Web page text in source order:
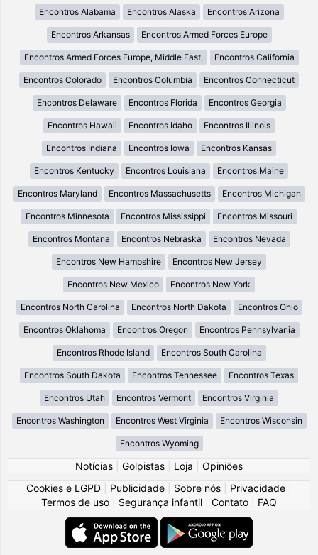
Encontros Alabama Encontros Alaska Encontros Arizona
Encontros Arkansas Encontros Armed Forces Europe
Encontros Armed Forces Europe, Middle East, Encontros California
Encontros Colorado Encontros Columbia Encontros Connecticut
Encontros Delaware Encontros Florida Encontros Georgia
Encontros Hawaii Encontros Idaho Encontros Illinois
Encontros Indiana Encontros Iowa Encontros Kansas
Encontros Kentucky Encontros Louisiana Encontros Maine
Encontros Maryland Encontros Massachusetts Encontros Michigan
Encontros Minnesota Encontros Mississippi Encontros Missouri
Encontros Montana Encontros Nebraska Encontros Nevada
Encontros New Hampshire Encontros New Jersey
Encontros New Mexico Encontros New York
Encontros North Carolina Encontros North Dakota Encontros Ohio
Encontros Oklahoma Encontros Oregon Encontros Pennsylvania
Encontros Rhode Island Encontros South Carolina
Encontros South Dakota Encontros Tennessee Encontros Texas
Encontros Utah Encontros Vermont Encontros Virginia
Encontros Washington Encontros West Virginia Encontros Wisconsin
Encontros Wyoming
Notícias Golpistas Loja
Opiniões
Cookies e LGPD
Publicidade Sobre nós Privacidade
Termos de uso
Segurança infantil Contato FAQ